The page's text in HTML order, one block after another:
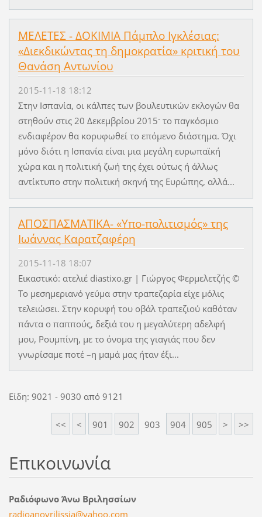
ΜΕΛΕΤΕΣ - ΔΟΚΙΜΙΑ Πάμπλο Ιγκλέσιας:
«Διεκδικώντας τη δημοκρατία» κριτική του
Θανάση Αντωνίου
2015-11-18 18:12
Στην Ισπανία, οι κάλπες των βουλευτικών εκλογών θα
στηθούν στις 20 Δεκεμβρίου 2015· το παγκόσμιο
ενδιαφέρον θα κορυφωθεί το επόμενο διάστημα. Όχι
μόνο διότι η Ισπανία είναι μια μεγάλη ευρωπαϊκή
χώρα και η πολιτική ζωή της έχει ούτως ή άλλως
αντίκτυπο στην πολιτική σκηνή της Ευρώπης, αλλά...
ΑΠΟΣΠΑΣΜΑΤΙΚΑ- «Υπο-πολιτισμός» της
Ιωάννας Καρατζαφέρη
2015-11-18 18:07
Εικαστικό: ατελιέ diastixo.gr | Γιώργος Φερμελετζής ©
Το μεσημεριανό γεύμα στην τραπεζαρία είχε μόλις
τελειώσει. Στην κορυφή του οβάλ τραπεζιού καθόταν
πάντα ο παππούς, δεξιά του η μεγαλύτερη αδελφή
μου, Ρουμπίνη, με το όνομα της γιαγιάς που δεν
γνωρίσαμε ποτέ –η μαμά μας ήταν έξι...
Είδη: 9021 - 9030 από 9121
<< < 901 902 903 904 905 > >>
Επικοινωνία
Ραδιόφωνο Άνω Βριλησσίων
radioanovrilissia@yahoo.com